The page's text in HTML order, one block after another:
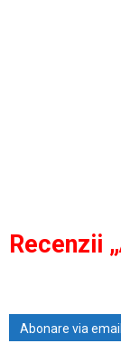
Recenzii
Abonare via email